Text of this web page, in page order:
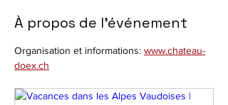
À propos de l'événement
Organisation et informations: www.chateau-
doex.ch